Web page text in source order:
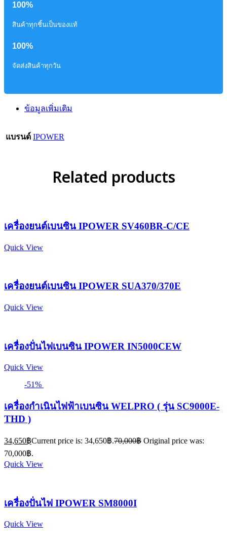
100%
สินค้าทุกชิ้นเป็นของแท้
100%
จัดส่งสินค้าทุกวัน
ข้อมูลเพิ่มเติม
แบรนด์ IPOWER
Related products
เครื่องยนต์เบนซิน IPOWER SV460BR-C/CE
Quick View
เครื่องยนต์เบนซิน IPOWER SUA370/370E
Quick View
เครื่องปั่นไฟเบนซิน IPOWER IN5000CEW
Quick View
-51%
เครื่องกำเนินไฟฟ้าเบนซิน WELPRO ( รุ่น SC9000E-
THD )
34,650฿Current price is: 34,650฿.70,000฿ Original price was:
70,000฿.
Quick View
เครื่องปั่นไฟ IPOWER SM8000I
Quick View